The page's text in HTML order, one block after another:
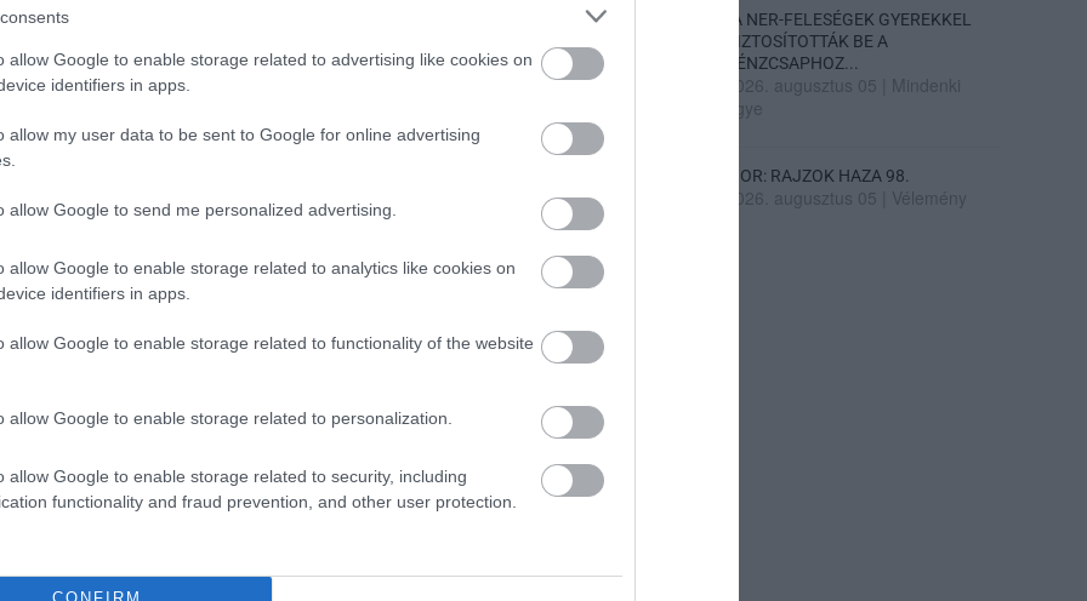
allow Google to enable storage related to advertising like cookies on
identifiers in apps.
allow my user data to be sent to Google for online advertising
allow Google to send me personalized advertising.
allow Google to enable storage related to analytics like cookies on
identifiers in apps.
allow Google to enable storage related to functionality of the website
allow Google to enable storage related to personalization.
allow Google to enable storage related to security, including
functionality and fraud prevention, and other user protection.
CONFIRM
paktuma volt. Toroczkai László
június 12-én lépnek alkalmazásba, és
a tagállamokra a migráció
ismertette. Kijelentette, hogy a
és a migrációs paktumot is.
továbbra is a kabinet egyik kiemelt
szerint a kormány nem támogat
továbbra is elutasítja az illegális
„A NER-FELESÉGEK GYEREKKEL
BIZTOSÍTOTTÁK BE A
PÉNZCSAPHOZ...
2026. augusztus 05
Mindenki
ügye
SIOR: RAJZOK HAZA 98.
2026. augusztus 05 Vélemény